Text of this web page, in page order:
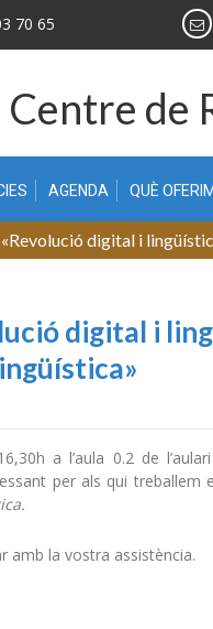
70 65
Centre de
AGENDA QUÈ OFERIM
digital i
digital i
a l’aula 0.2 de
per als qui treballem
amb la vostra assistència.